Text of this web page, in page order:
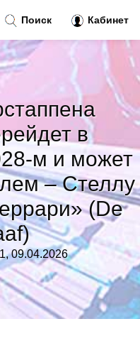
в
м и может
– Стеллу
(De
09.04.2026
Поиск Кабинет